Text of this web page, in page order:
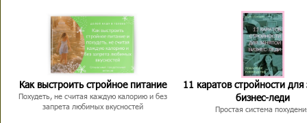
Как выстроить стройное питание
Похудеть, не считая каждую калорию и без
запрета любимых вкусностей
11 каратов стройности для
бизнес-леди
Простая система